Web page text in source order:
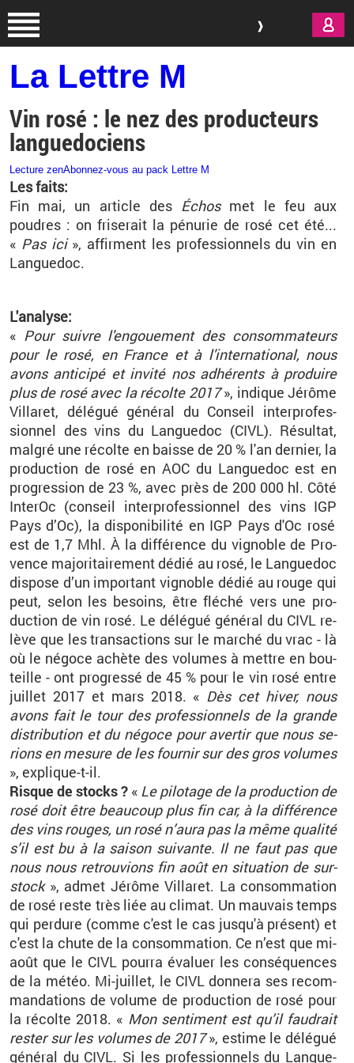
La Lettre M
Vin rosé : le nez des producteurs
languedociens
Lecture zenAbonnez-vous au pack Lettre M
Les faits:
Fin mai, un ar­ticle desÉchosmet le feu aux
poudres : on fri­se­rait la pé­nu­rie de rosé cet été...
« Pas ici », af­firment les pro­fes­sion­nels du vin en
Lan­gue­doc.
L'ana­lyse:
« Pour suivre l'en­goue­ment des consom­ma­teurs
pour le rosé, en France et à l'in­ter­na­tio­nal, nous
avons an­ti­cipé et in­vité nos adhé­rents à pro­duire
plus de rosé avec la ré­colte 2017», in­diqueJé­rôme
Vil­la­ret, dé­lé­gué gé­né­ral du Conseil in­ter­pro­fes­
sion­nel des vins du Lan­gue­doc (CIVL). Ré­sul­tat,
mal­gré une ré­colte en baisse de 20 % l'an der­nier, la
pro­duc­tion de rosé en AOC du Lan­gue­doc est en
pro­gres­sion de 23 %, avec près de 200 000 hl. Côté
In­terOc (conseil in­ter­pro­fes­sion­nel des vins IGP
Pays d’Oc), la dis­po­ni­bi­lité en IGP Pays d'Oc rosé
est de 1,7 Mhl. À la dif­fé­rence du vi­gnoble de Pro­
vence ma­jo­ri­tai­re­ment dédié au rosé, le Lan­gue­doc
dis­pose d’un im­por­tant vi­gnoble dédié au rouge qui
peut, selon les be­soins, être flé­ché vers une pro­
duc­tion de vin rosé. Le dé­lé­gué gé­né­ral du CIVL re­
lève que les tran­sac­tions sur le mar­ché du vrac - là
où le né­goce achète des vo­lumes à mettre en bou­
teille - ont pro­gressé de 45 % pour le vin rosé entre
juillet 2017 et mars 2018. « Dès cet hiver, nous
avons fait le tour des pro­fes­sion­nels de la grande
dis­tri­bu­tion et du né­goce pour aver­tir que nous se­
rions en me­sure de les four­nir sur des gros vo­lumes
», ex­plique-t-il.
Risque de stocks ? « Le pi­lo­tage de la pro­duc­tion de
rosé doit être beau­coup plus fin car, à la dif­fé­rence
des vins rouges, un rosé n’aura pas la même qua­lité
s’il est bu à la sai­son sui­vante. Il ne faut pas que
nous nous re­trou­vions fin août en si­tua­tion de sur­
stock», admet Jé­rôme Vil­la­ret. La consom­ma­tion
de rosé reste très liée au cli­mat. Un mau­vais temps
qui per­dure (comme c'est le cas jus­qu'à pré­sent) et
c'est la chute de la consom­ma­tion. Ce n’est que mi-
août que le CIVL pourra éva­luer les consé­quences
de la météo. Mi-juillet, le CIVL don­nera ses re­com­
man­da­tions de vo­lume de pro­duc­tion de rosé pour
la ré­colte 2018. « Mon sen­ti­ment est qu’il fau­drait
res­ter sur les vo­lumes de 2017», es­time le dé­lé­gué
gé­né­ral du CIVL. Si les pro­fes­sion­nels du Lan­gue­